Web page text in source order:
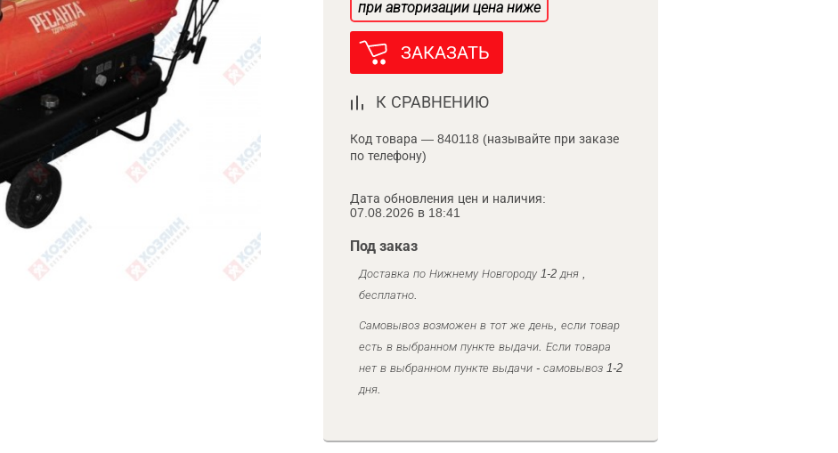
при авторизации цена ниже
ЗАКАЗАТЬ
К СРАВНЕНИЮ
Код товара — 840118 (называйте при заказе
по телефону)
Дата обновления цен и наличия:
07.08.2026 в 18:41
Под заказ
Доставка по Нижнему Новгороду 1-2 дня ,
бесплатно.
Самовывоз возможен в тот же день, если товар
есть в выбранном пункте выдачи. Если товара
нет в выбранном пункте выдачи - самовывоз 1-2
дня.